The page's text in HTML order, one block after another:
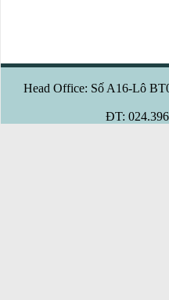
Head Office: Số A16-Lô
ĐT: